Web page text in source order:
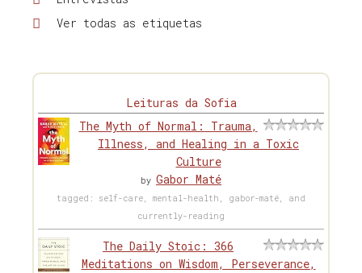
Ver todas as etiquetas
Leituras da Sofia
The Myth of Normal: Trauma,
Illness, and Healing in a Toxic
Culture
by Gabor Maté
tagged: self-care, mental-health, gabor-maté, and
currently-reading
The Daily Stoic: 366
Meditations on Wisdom, Perseverance,